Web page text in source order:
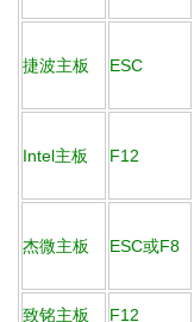
捷波主板 ESC
Intel主板 F12
杰微主板 ESC或F8
致铭主板 F12